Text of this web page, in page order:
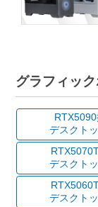
グラフィッ
デスクト
デスクト
デスクト